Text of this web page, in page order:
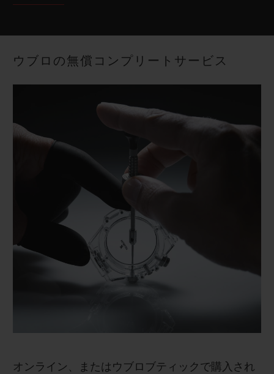
除く）
と、5年間の追加延長が適用され、合計10年間の
保証を受けられます。
• 2025年12月31日までに直営店もしくは正規販売
店で購入した対象時計 （ウブロによる全ての認定
中古時計を除く（購入日を問わず）
最初の2年間の保証期間中に時計をご登録いただく
と、１年間の追加延長が適用され、合計3年間の保
証を受けられます。
ウブロティスタ」で延長保証を受ける方法
ウブロの無償コンプリートサービス
オンライン、またはウブロブティックで購入され